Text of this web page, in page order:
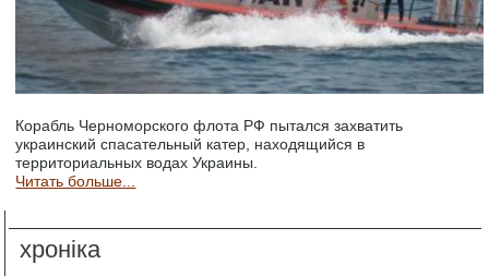
Корабль Черноморского флота РФ пытался захватить
украинский спасательный катер, находящийся в
территориальных водах Украины.
Читать больше...
хроніка